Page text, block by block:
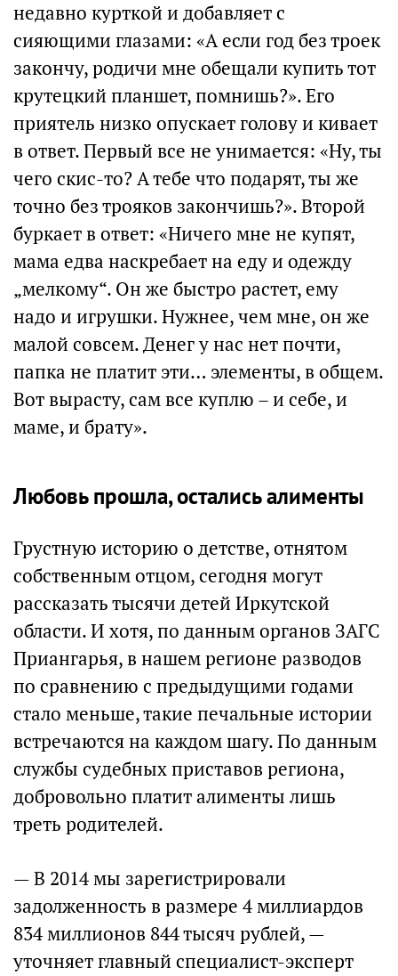
недавно курткой и добавляет с
сияющими глазами: «А если год без троек
закончу, родичи мне обещали купить тот
крутецкий планшет, помнишь?». Его
приятель низко опускает голову и кивает
в ответ. Первый все не унимается: «Ну, ты
чего скис-то? А тебе что подарят, ты же
точно без трояков закончишь?». Второй
буркает в ответ: «Ничего мне не купят,
мама едва наскребает на еду и одежду
„мелкому“. Он же быстро растет, ему
надо и игрушки. Нужнее, чем мне, он же
малой совсем. Денег у нас нет почти,
папка не платит эти… элементы, в общем.
Вот вырасту, сам все куплю – и себе, и
маме, и брату».
Любовь прошла, остались алименты
Грустную историю о детстве, отнятом
собственным отцом, сегодня могут
рассказать тысячи детей Иркутской
области. И хотя, по данным органов ЗАГС
Приангарья, в нашем регионе разводов
по сравнению с предыдущими годами
стало меньше, такие печальные истории
встречаются на каждом шагу. По данным
службы судебных приставов региона,
добровольно платит алименты лишь
треть родителей.
— В 2014 мы зарегистрировали
задолженность в размере 4 миллиардов
834 миллионов 844 тысяч рублей, —
уточняет главный специалист-эксперт